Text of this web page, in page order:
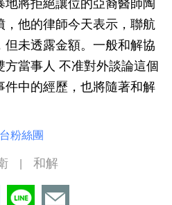
地將拒絕讓位的亞裔醫師陶
，他的律師今天表示，聯航
但未透露金額。一般和解協
當事人 不准對外談論這個
件中的經歷，也將隨著和解
粉絲團
和解